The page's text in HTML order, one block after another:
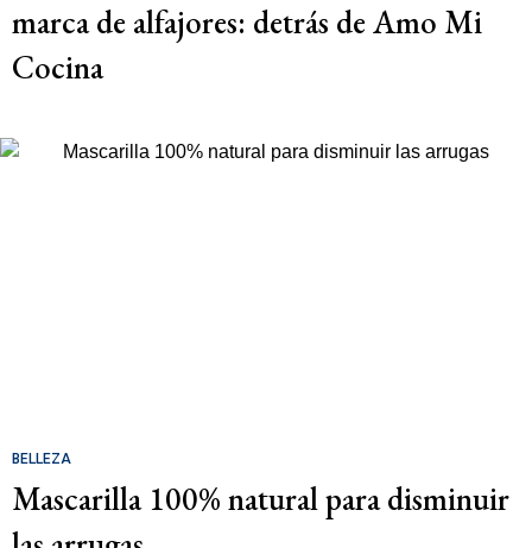
marca de alfajores: detrás de Amo Mi
Cocina
BELLEZA
Mascarilla 100% natural para disminuir